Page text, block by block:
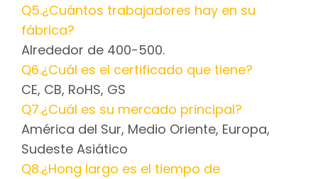
Q5.¿Cuántos trabajadores hay en su
fábrica?
Alrededor de 400-500.
Q6.¿Cuál es el certificado que tiene?
CE, CB, RoHS, GS
Q7.¿Cuál es su mercado principal?
América del Sur, Medio Oriente, Europa,
Sudeste Asiático
Q8.¿Hong largo es el tiempo de